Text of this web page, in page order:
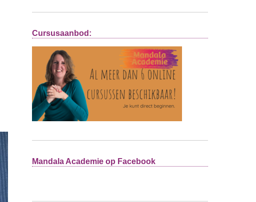
Cursusaanbod:
Mandala Academie op Facebook